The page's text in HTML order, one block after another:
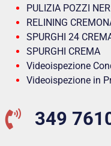
PULIZIA POZZI
RELINING
SPURGHI 24
SPURGHI CREMA
Videoispezione
Videoispezione in
349